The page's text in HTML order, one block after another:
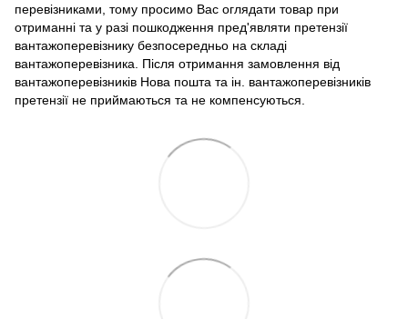
перевізниками, тому просимо Вас оглядати товар при
отриманні та у разі пошкодження пред'являти претензії
вантажоперевізнику безпосередньо на складі
вантажоперевізника. Після отримання замовлення від
вантажоперевізників Нова пошта та ін. вантажоперевізників
претензії не приймаються та не компенсуються.